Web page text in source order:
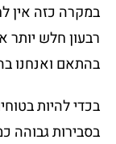
במקרה כזה אין
רבעון חלש יותר
בהתאם ואנחנו
בכדי להיות
בסבירות גבוהה